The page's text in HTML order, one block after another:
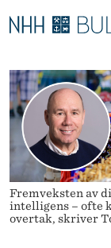
M
O
N
O
P
O
L
E
O
V
E
D
M
E
N
Ø
K
I
N
E
S
D
E
T
Stipendiater
Disputaser
Ekspertutvalg
Om Bulletin
Fremveksten av
intelligens – ofte
overtak, skriver